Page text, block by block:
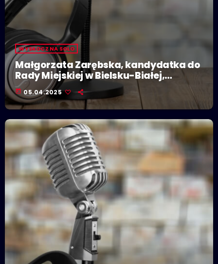
WYSKOCZ NA SOLO
Małgorzata Zarębska, kandydatka do
Rady Miejskiej w Bielsku-Białej,
kandydatka na prezydenta Bielska-
Białej (KWW Zarębska i Niezależni.BB)
today 05.04.2025